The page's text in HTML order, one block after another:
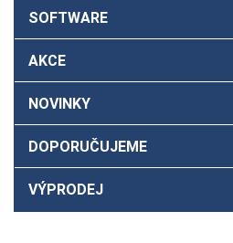
SOFTWARE
AKCE
NOVINKY
DOPORUČUJEME
VÝPRODEJ